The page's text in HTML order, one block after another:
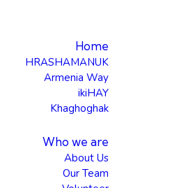
Home
HRASHAMANUK
Armenia Way
ikiHAY
Khaghoghak
Who we are
About Us
Our Team